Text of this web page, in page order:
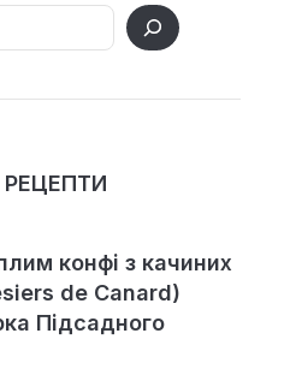
конфі з качиних
de Canard)
Підсадного